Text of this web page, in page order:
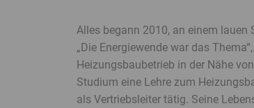
Alles begann 2010, an einem lauen
„Die Energiewende war das
Heizungsbaubetrieb in der Nähe
Studium eine Lehre zum
als Vertriebsleiter tätig. Seine